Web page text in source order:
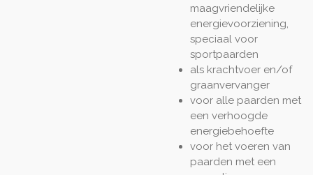
maagvriendelijke
energievoorziening,
speciaal voor
sportpaarden
als krachtvoer en/of
graanvervanger
voor alle paarden met
een verhoogde
energiebehoefte
voor het voeren van
paarden met een